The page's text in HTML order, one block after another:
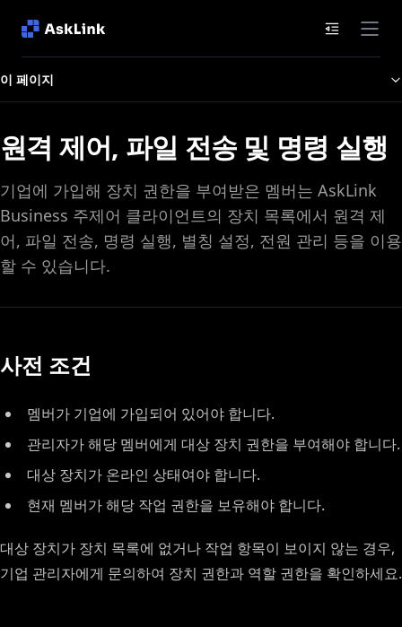
문서 목차
이 페이지
원격 제어, 파일 전송 및 명령 실행
기업에 가입해 장치 권한을 부여받은 멤버는 AskLink
Business 주제어 클라이언트의 장치 목록에서 원격 제
어, 파일 전송, 명령 실행, 별칭 설정, 전원 관리 등을 이용
할 수 있습니다.
사전 조건
멤버가 기업에 가입되어 있어야 합니다.
관리자가 해당 멤버에게 대상 장치 권한을 부여해야 합니다.
대상 장치가 온라인 상태여야 합니다.
현재 멤버가 해당 작업 권한을 보유해야 합니다.
대상 장치가 장치 목록에 없거나 작업 항목이 보이지 않는 경우,
기업 관리자에게 문의하여 장치 권한과 역할 권한을 확인하세요.